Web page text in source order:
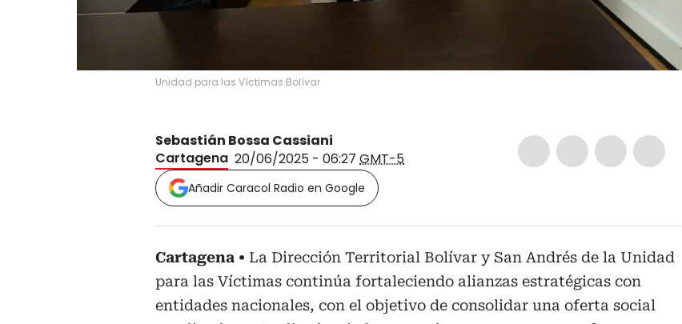
Unidad para las Víctimas Bolívar
Sebastián Bossa Cassiani
Cartagena 20/06/2025 - 06:27 GMT-5
Añadir Caracol Radio en Google
Cartagena
La Dirección Territorial Bolívar y San Andrés de la Unidad
para las Víctimas continúa fortaleciendo alianzas estratégicas con
entidades nacionales, con el objetivo de consolidar una oferta social